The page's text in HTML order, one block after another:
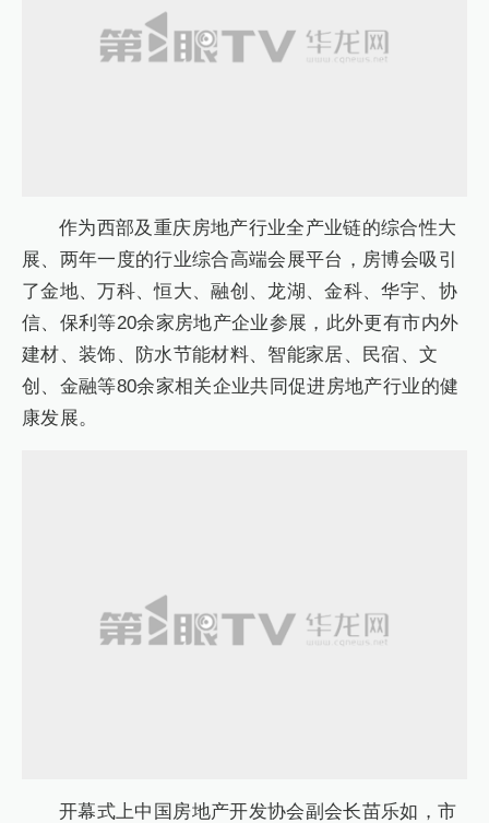
作为西部及重庆房地产行业全产业链的综合性大
展、两年一度的行业综合高端会展平台，房博会吸引
了金地、万科、恒大、融创、龙湖、金科、华宇、协
信、保利等20余家房地产企业参展，此外更有市内外
建材、装饰、防水节能材料、智能家居、民宿、文
创、金融等80余家相关企业共同促进房地产行业的健
康发展。
开幕式上中国房地产开发协会副会长苗乐如，市